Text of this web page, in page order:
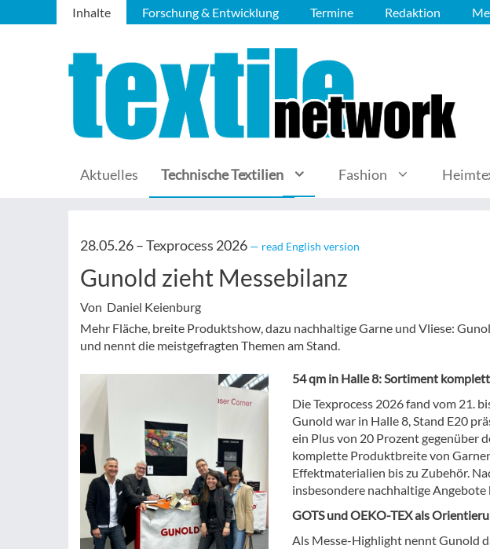
Inhalte Forschung & Entwicklung Termine Redaktion
Aktuelles Technische Textilien Fashion
28.05.26 –Texprocess 2026 — read English version
Gunold zieht Messebilanz
Von Daniel Keienburg
Mehr Fläche, breite Produktshow, dazu nachhaltige Garne und Vliese:
und nennt die meistgefragten Themen am Stand.
54 qm in Halle 8: Sortiment
Die Texprocess 2026 fand vom 21.
Gunold war in Halle 8, Stand E20
ein Plus von 20 Prozent gegenüber
komplette Produktbreite von
Effektmaterialien bis zu Zubehör.
insbesondere nachhaltige
GOTS und OEKO-TEX als
Als Messe-Highlight nennt Gunold